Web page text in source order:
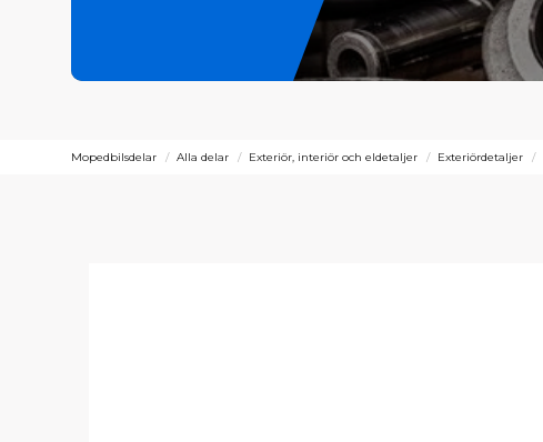
Mopedbilsdelar Alla delar Exteriör, interiör och eldetaljer Exteriördetaljer